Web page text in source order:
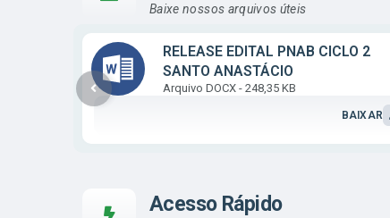
Baixe nossos arquivos úteis
RELEASE EDITAL PNAB CICLO 2
SANTO ANASTÁCIO
DOCX 248,35 KB
BAIXAR
Acesso Rápido